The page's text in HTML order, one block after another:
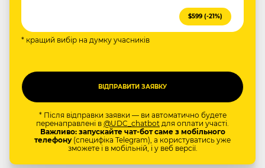
$599 (-21%)
* кращий вибір на думку учасників
* Після відправки заявки — ви автоматично будете
перенаправлені в @UDC_chatbot для оплати участі.
Важливо: запускайте чат-бот саме з мобільного
телефону(специфіка Telegram), а користуватись уже
зможете і в мобільній, і у веб версії.